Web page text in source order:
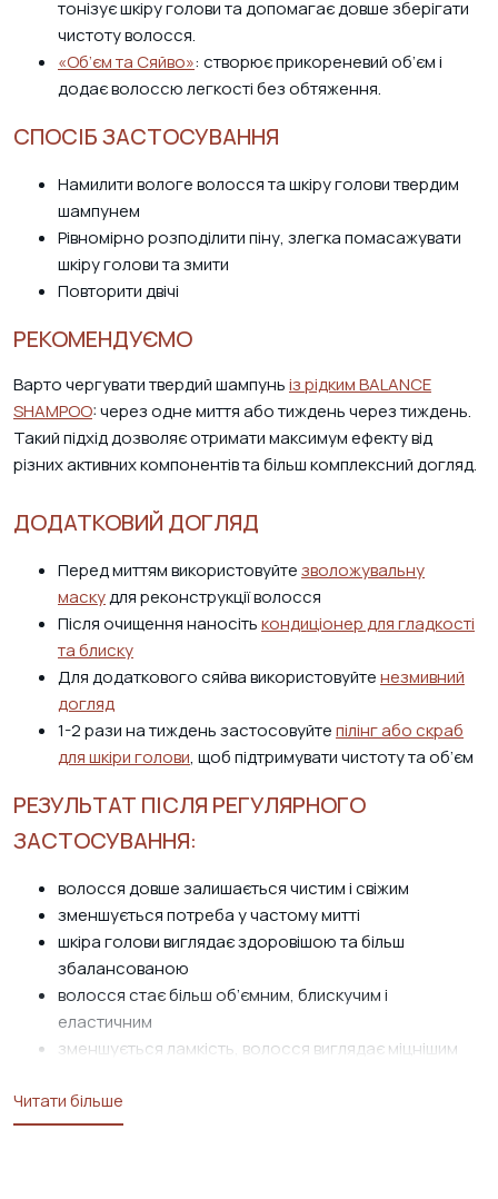
тонізує шкіру голови та допомагає довше зберігати
чистоту волосся.
«Об’єм та Сяйво»: створює прикореневий об’єм і
додає волоссю легкості без обтяження.
СПОСІБ ЗАСТОСУВАННЯ
Намилити вологе волосся та шкіру голови твердим
шампунем
Рівномірно розподілити піну, злегка помасажувати
шкіру голови та змити
Повторити двічі
РЕКОМЕНДУЄМО
Варто чергувати твердий шампуньіз рідким BALANCE
SHAMPOO: через одне миття або тиждень через тиждень.
Такий підхід дозволяє отримати максимум ефекту від
різних активних компонентів та більш комплексний догляд.
ДОДАТКОВИЙ ДОГЛЯД
Перед миттям використовуйтезволожувальну
маскудля реконструкції волосся
Після очищення наносітькондиціонер для гладкості
та блиску
Для додаткового сяйва використовуйтенезмивний
догляд
1-2 рази на тиждень застосовуйтепілінг або скраб
для шкіри голови, щоб підтримувати чистоту та об’єм
РЕЗУЛЬТАТ ПІСЛЯ РЕГУЛЯРНОГО
ЗАСТОСУВАННЯ:
волосся довше залишається чистим і свіжим
зменшується потреба у частому митті
шкіра голови виглядає здоровішою та більш
збалансованою
волосся стає більш об’ємним, блискучим і
еластичним
зменшується ламкість, волосся виглядає міцнішим
Читати більше